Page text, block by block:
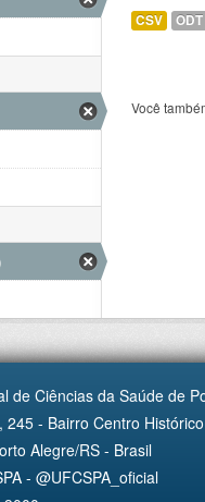
CSV ODT
Você
de Ciências da Saúde de
245 - Bairro Centro Histórico
Alegre/RS - Brasil
- @UFCSPA_oficial